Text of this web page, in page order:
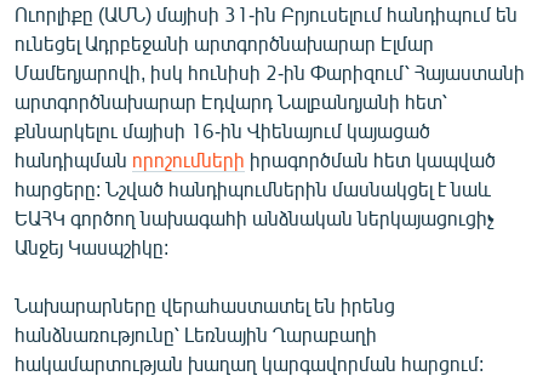
ՓՈԴՔԱՍԹ
Հայերեն
English
Русский
ՀԵՏԵՎԵՔ ՄԵԶ
Ուորլիքը (ԱՄՆ) մայիսի 31-ին Բրյուսելում հանդիպում են
ունեցել Ադրբեջանի արտգործնախարար Էլմար
Մամեդյարովի, իսկ հունիսի 2-ին Փարիզում՝ Հայաստանի
արտգործնախարար Էդվարդ Նալբանդյանի հետ՝
քննարկելու մայիսի 16-ին Վիենայում կայացած
հանդիպման որոշումների իրագործման հետ կապված
հարցերը: Նշված հանդիպումներին մասնակցել է նաև
ԵԱՀԿ գործող նախագահի անձնական ներկայացուցիչ
Անջեյ Կասպշիկը:
Նախարարները վերահաստատել են իրենց
հանձնառությունը՝ Լեռնային Ղարաբաղի
հակամարտության խաղաղ կարգավորման հարցում: